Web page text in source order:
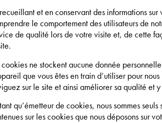
et en conservant des informations
le comportement des utilisateurs de
de qualité lors de votre visite et, de cette
cookies ne stockent aucune donnée
que vous êtes en train d’utiliser pour
sur le site et ainsi améliorer sa qualité et
qu’émetteur de cookies, nous sommes
sur les cookies que nous déposons sur